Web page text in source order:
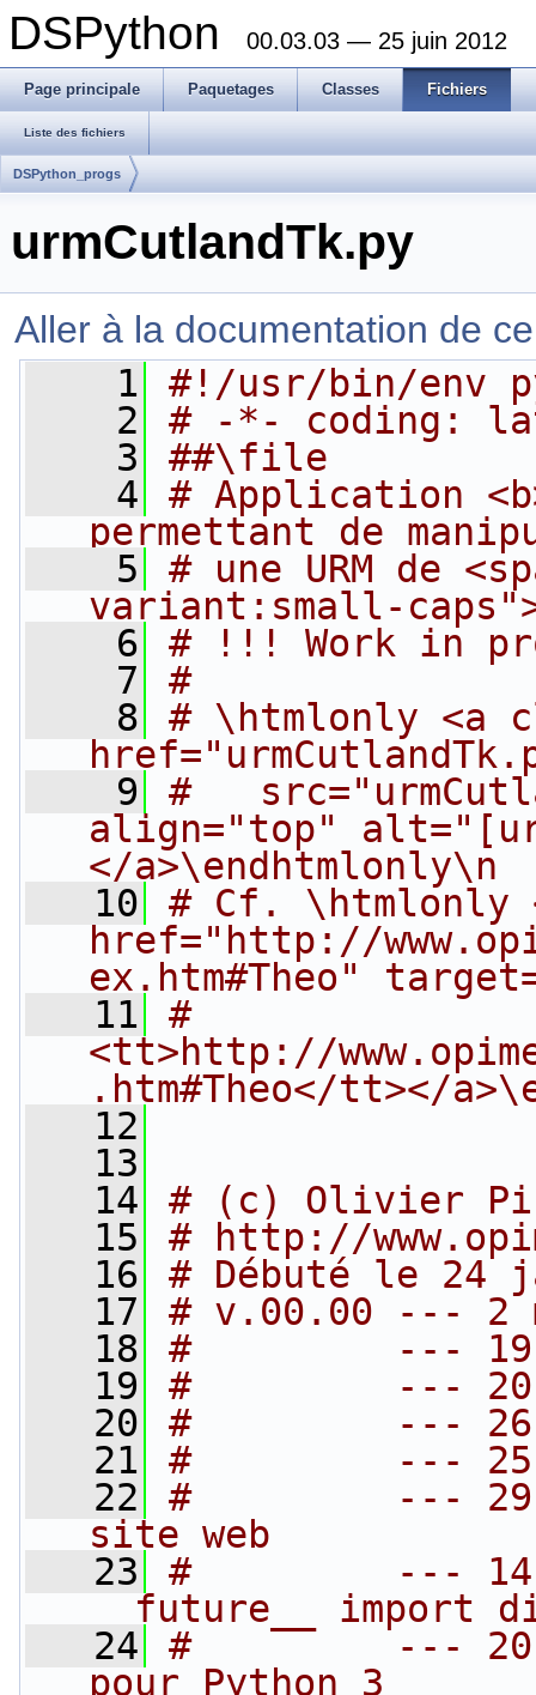
DSPython 00.03.03 — 25 juin 2012
Page principale Paquetages Classes Fichiers
Liste des fichiers
DSPython_progs
urmCutlandTk.py
Aller à la documentation de
    1
#!/usr/bin/env
    2
# -*- coding:
    3
##\file
    4
# Application
permettant de
    5
# une URM de
variant:small-
    6
# !!! Work in
    7
#
    8
# \htmlonly <a
    9
#
align="top"
</a>\endhtmlonly\n
   10
# Cf. \htmlonly
href="http://
ex.htm#Theo"
   11
#
<tt>http://
.htm#Theo</tt></
   12
   13
   14
# (c) Olivier
   15
# http://
   16
# Débuté le 24
   17
# v.00.00 --- 2
   18
#         --- 19
   19
#         --- 20
   20
#         --- 26
   21
#         --- 25
   22
#         --- 29
site web
   23
#         --- 14
__future__ import
   24
#         --- 20
pour Python 3